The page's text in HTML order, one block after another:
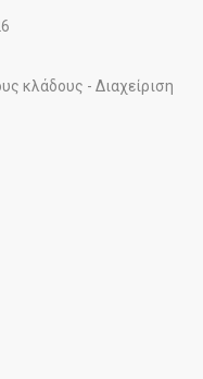
κλάδους - Διαχείριση